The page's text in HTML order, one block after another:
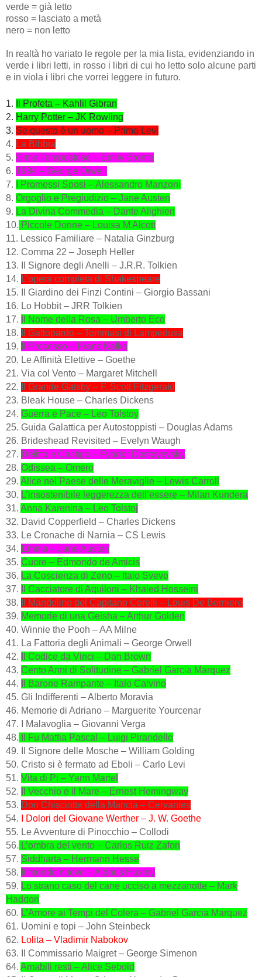
verde = già letto
rosso = lasciato a metà
nero = non letto
In realtà ho variato le regole per la mia lista, evidenziando in
verde i libri letti, in rosso i libri di cui ho letto solo alcune parti
e in viola i libri che vorrei leggere in futuro.
1.
Il Profeta – Kahlil Gibran
2. Harry Potter – JK Rowling
3. Se questo è un uomo – Primo Levi
4. La Bibbia
5. Cime Tempestose – Emily Bronte
6. 1984 – George Orwell
7.
I Promessi Sposi – Alessandro Manzoni
8. Orgoglio e Pregiudizio – Jane Austen
9. La Divina Commedia – Dante Alighieri
10. Piccole Donne – Louisa M Alcott
11. Lessico Familiare – Natalia Ginzburg
12. Comma 22 – Joseph Heller
13. Il Signore degli Anelli – J.R.R. Tolkien
14. L’opera completa di Shakespeare
15. Il Giardino dei Finzi Contini – Giorgio Bassani
16. Lo Hobbit – JRR Tolkien
17.
Il Nome della Rosa – Umberto Eco
18.
Il Gattopardo – Tommasi di Lampedusa
19.
Il Processo – Franz Kafka
20. Le Affinità Elettive – Goethe
21. Via col Vento – Margaret Mitchell
22.
Il Grande Gatsby – F. Scott Fitzgerald
23. Bleak House – Charles Dickens
24. Guerra e Pace – Leo Tolstoy
25. Guida Galattica per Autostoppisti – Douglas Adams
26. Brideshead Revisited – Evelyn Waugh
27. Delitto e Castigo – Fyodor Dostoyevsky
28. Odissea – Omero
29. Alice nel Paese delle Meraviglie – Lewis Carroll
30. L’insostenibile leggerezza dell’essere – Milan Kundera
31. Anna Karenina – Leo Tolstoj
32. David Copperfield – Charles Dickens
33. Le Cronache di Narnia – CS Lewis
34. Emma – Jane Austen
35. Cuore – Edmondo de Amicis
36. La Coscienza di Zeno – Italo Svevo
37.
Il Cacciatore di Aquiloni – Khaled Hosseini
38.
Il Mandolino del Capitano Corelli – Louis De Berniere
39. Memorie di una Geisha – Arthur Golden
40. Winnie the Pooh – AA Milne
41. La Fattoria degli Animali – George Orwell
42.
Il Codice da Vinci – Dan Brown
43. Cento Anni di Solitudine – Gabriel Garcia Marquez
44.
Il Barone Rampante – Italo Calvino
45. Gli Indifferenti – Alberto Moravia
46. Memorie di Adriano – Marguerite Yourcenar
47. I Malavoglia – Giovanni Verga
48. Il Fu Mattia Pascal – Luigi Pirandello
49. Il Signore delle Mosche – William Golding
50. Cristo si è fermato ad Eboli – Carlo Levi
51. Vita di Pi – Yann Martel
52.
Il Vecchio e il Mare – Ernest Hemingway
53. Don Chisciotte della Mancia – Cervantes
54.
I Dolori del Giovane Werther – J. W. Goethe
55. Le Avventure di Pinocchio – Collodi
56. L’ombra del vento – Carlos Ruiz Zafon
57. Siddharta – Hermann Hesse
58.
Il mondo nuovo – Aldous Huxley
59. Lo strano caso del cane ucciso a mezzanotte – Mark
Haddon
60. L’Amore ai Tempi del Colera – Gabriel Garcia Marquez
61. Uomini e topi – John Steinbeck
62. Lolita – Vladimir Nabokov
63. Il Commissario Maigret – George Simenon
64. Amabili resti – Alice Sebold